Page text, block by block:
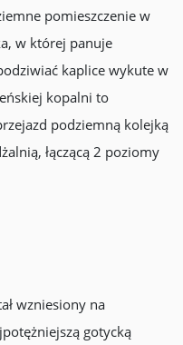
pomieszczenie w
w której panuje
kaplice wykute w
kopalni to
podziemną kolejką
łączącą 2 poziomy
wzniesiony na
gotycką